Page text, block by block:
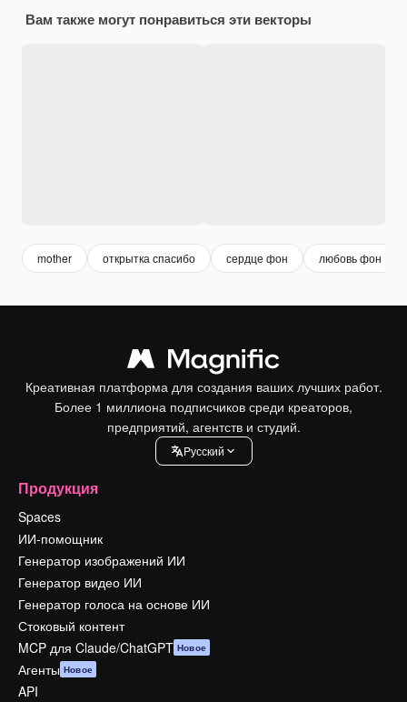
Вам также могут понравиться эти векторы
mother открытка спасибо сердце фон любовь фон
Креативная платформа для создания ваших лучших работ.
Более 1 миллиона подписчиков среди креаторов,
предприятий, агентств и студий.
Pусский
Продукция
Spaces
ИИ-помощник
Генератор изображений ИИ
Генератор видео ИИ
Генератор голоса на основе ИИ
Стоковый контент
MCP для Claude/ChatGPT Новое
Агенты Новое
API